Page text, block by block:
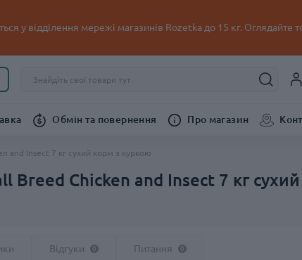
у відділення мережі магазинів Rozetka до 15 кг. Оглядайте
Обмін та повернення Про магазин
and Insect 7 кг сухий корм з куркою
Breed Chicken and Insect 7 кг
Відгуки 0 Питання 0